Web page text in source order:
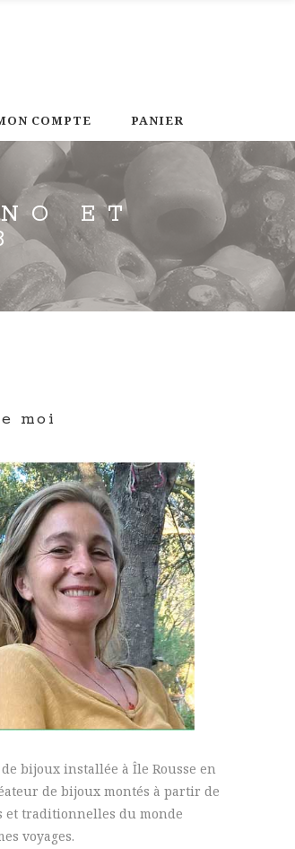
COMPTE PANIER
ET
moi
bijoux installée à Île Rousse en
de bijoux montés à partir de
et traditionnelles du monde
voyages.